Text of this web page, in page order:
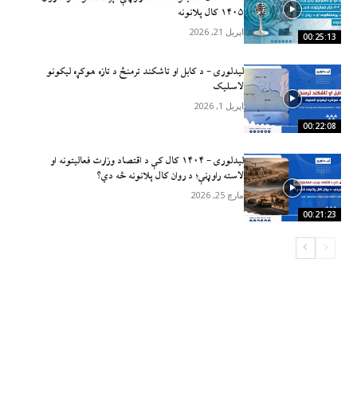
00:25:13
۱۴۰۵ کال پلانونه
اپریل 21, 2026
00:22:08
لیدلوری – د کابل او تاشکند ترمنځ د تازه هوکړه لیکونو
لاسلیک
اپریل 1, 2026
00:21:23
لیدلوری – ۱۴۰۴ کال کې د اقتصاد وزارت فعالیتونه او
لاسته راوړنې؛ د روان کال پلانونه څه دي؟
مارچ 25, 2026